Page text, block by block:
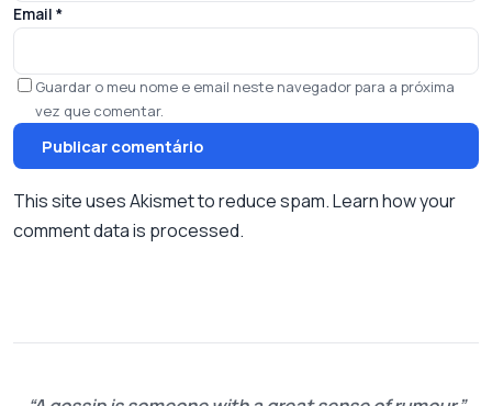
Email *
Guardar o meu nome e email neste navegador para a próxima
vez que comentar.
This site uses Akismet to reduce spam.Learn how your
comment data is processed.